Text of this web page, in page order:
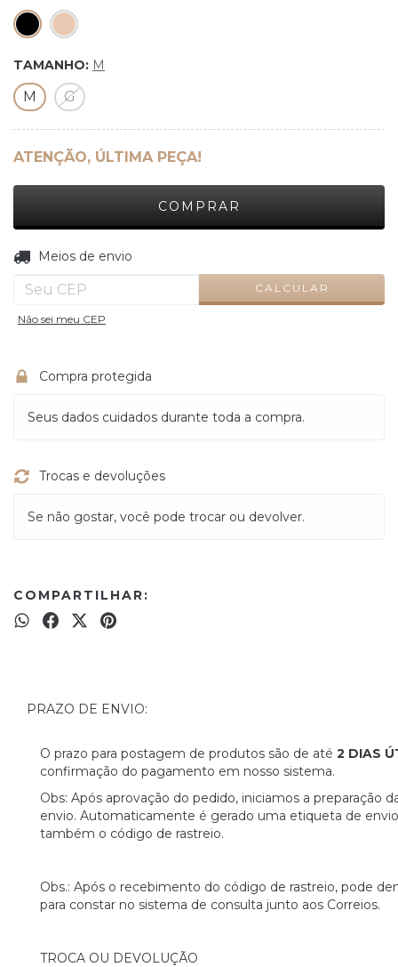
TAMANHO: M
M G
ATENÇÃO, ÚLTIMA PEÇA!
Entregas para o CEP:
Meios de envio
CALCULAR
Não sei meu CEP
Compra protegida
Seus dados cuidados durante toda a compra.
Trocas e devoluções
Se não gostar, você pode trocar ou devolver.
COMPARTILHAR:
PRAZO DE ENVIO:
O prazo para postagem de produtos são de até 2 DIAS
confirmação do pagamento em nosso sistema.
Obs: Após aprovação do pedido, iniciamos a preparação
envio. Automaticamente é gerado uma etiqueta de
também o código de rastreio.
Obs.: Após o recebimento do código de rastreio, pode
para constar no sistema de consulta junto aos Correios.
TROCA OU DEVOLUÇÃO